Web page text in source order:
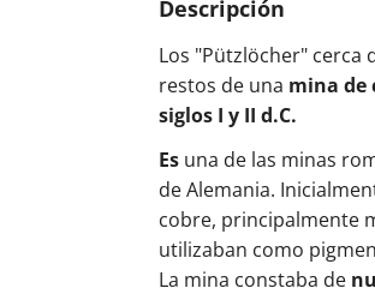
Descripción
Los "Pützlöcher" cerca
restos de una mina de
siglos I y II d.C.
Es una de las minas
de Alemania.
cobre, principalmente
utilizaban como
La mina constaba de